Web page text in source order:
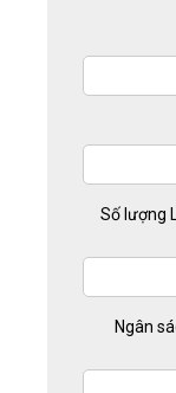
Số lượng
Ngân